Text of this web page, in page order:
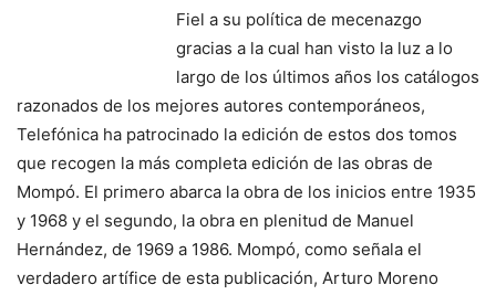
Fiel a su política de mecenazgo
gracias a la cual han visto la luz a lo
largo de los últimos años los catálogos
razonados de los mejores autores contemporáneos,
Telefónica ha patrocinado la edición de estos dos tomos
que recogen la más completa edición de las obras de
Mompó. El primero abarca la obra de los inicios entre 1935
y 1968 y el segundo, la obra en plenitud de Manuel
Hernández, de 1969 a 1986. Mompó, como señala el
verdadero artífice de esta publicación, Arturo Moreno